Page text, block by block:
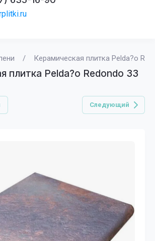
/ Керамическая плитка Pelda?o
плитка Pelda?o Redondo 33
Следующий